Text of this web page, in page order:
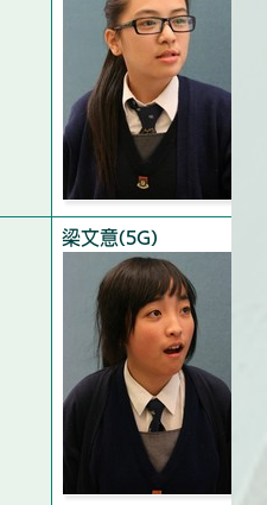
梁文意(5G)